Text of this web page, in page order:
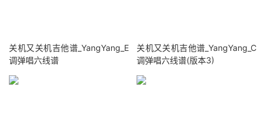
关机又关机吉他谱_YangYang_E
调弹唱六线谱
关机又关机吉他谱_YangYang_C
调弹唱六线谱(版本3)